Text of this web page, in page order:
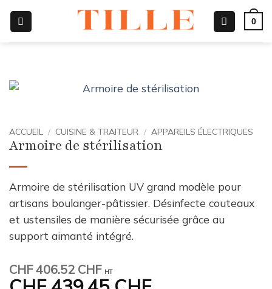
contenu
0
ACCUEIL / CUISINE & TRAITEUR / APPAREILS ÉLECTRIQUES
Armoire de stérilisation
Armoire de stérilisation UV grand modèle pour
artisans boulanger-pâtissier. Désinfecte couteaux
et ustensiles de manière sécurisée grâce au
support aimanté intégré.
CHF406.52 CHF HT